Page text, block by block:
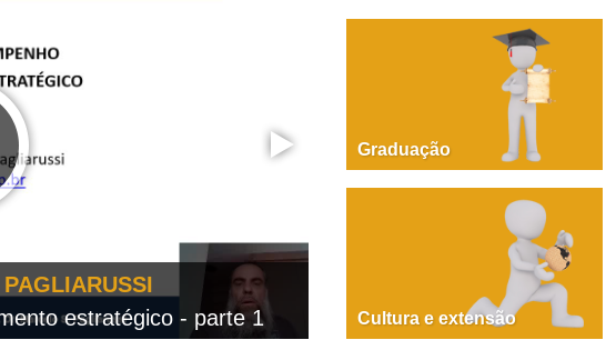
estratégico - parte 1
Graduação
Cultura e extensão